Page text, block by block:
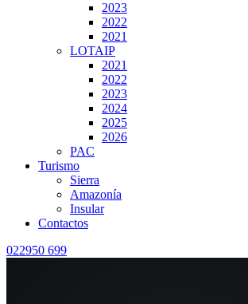
2023
2022
2021
LOTAIP
2021
2022
2023
2024
2025
2026
PAC
Turismo
Sierra
Amazonía
Insular
Contactos
022950 699